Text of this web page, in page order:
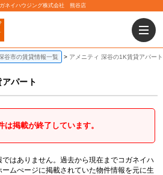
ネイハウジング株式会社 熊谷店
谷市の賃貸情報一覧 アメニティ 深谷の1K賃貸アパート
パート
は掲載が終了しています。
はありません。過去から現在までコガネイハ
ムぺージに掲載されていた物件情報を元に生